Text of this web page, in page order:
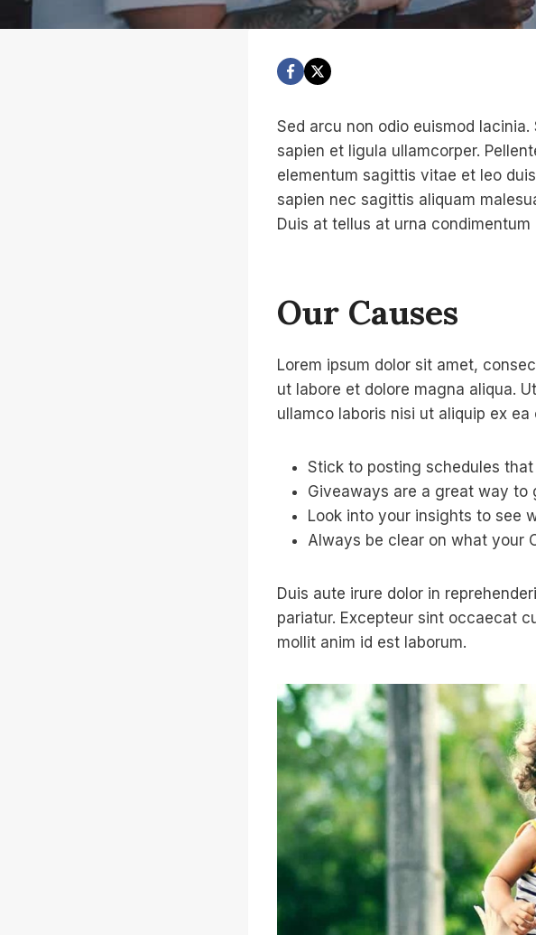
Sed arcu non odio euismod
sapien et ligula ullamcorper.
elementum sagittis vitae et leo
sapien nec sagittis aliquam
Duis at tellus at urna
Our Causes
Lorem ipsum dolor sit amet,
ut labore et dolore magna aliqua.
ullamco laboris nisi ut aliquip ex
Stick to posting schedules
Giveaways are a great way to
Look into your insights to see
Always be clear on what your
Duis aute irure dolor in
pariatur. Excepteur sint occaecat
mollit anim id est laborum.